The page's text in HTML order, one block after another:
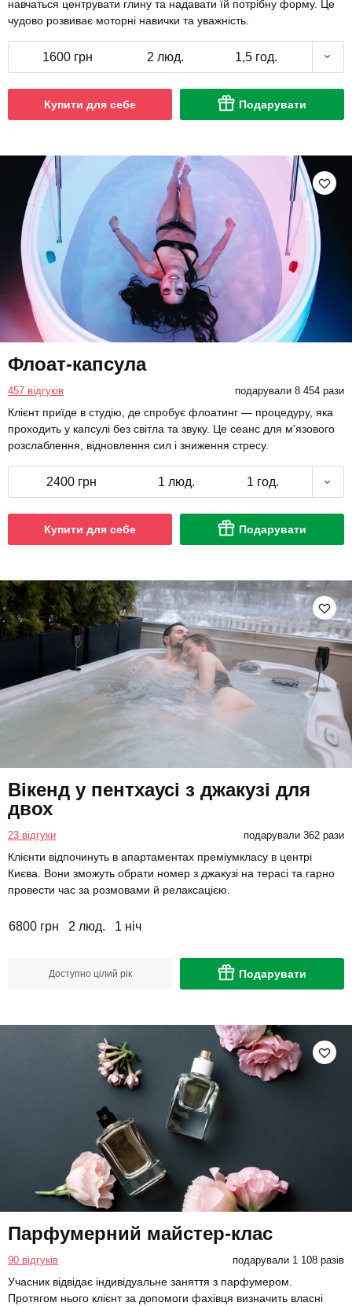
навчаться центрувати глину та надавати їй потрібну форму. Це
чудово розвиває моторні навички та уважність.
1600 грн 2 люд. 1,5 год.
Купити для себе Подарувати
Флоат-капсула
457 відгуків подарували 8 454 рази
Клієнт приїде в студію, де спробує флоатинг — процедуру, яка
проходить у капсулі без світла та звуку. Це сеанс для м'язового
розслаблення, відновлення сил і зниження стресу.
2400 грн 1 люд. 1 год.
Купити для себе Подарувати
Вікенд у пентхаусі з джакузі для
двох
23 відгуки подарували 362 рази
Клієнти відпочинуть в апартаментах преміумкласу в центрі
Києва. Вони зможуть обрати номер з джакузі на терасі та гарно
провести час за розмовами й релаксацією.
6800 грн 2 люд. 1 ніч
Доступно цілий рік Подарувати
Парфумерний майстер-клас
90 відгуків подарували 1 108 разів
Учасник відвідає індивідуальне заняття з парфумером.
Протягом нього клієнт за допомоги фахівця визначить власні